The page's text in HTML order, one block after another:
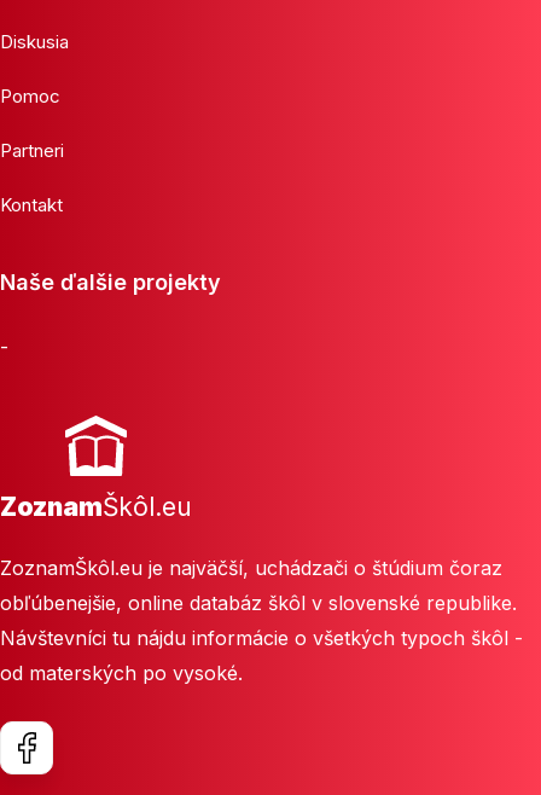
Diskusia
Pomoc
Partneri
Kontakt
Naše ďalšie projekty
-
ZoznamŠkôl.eu
ZoznamŠkôl.eu je najväčší, uchádzači o štúdium čoraz
obľúbenejšie, online databáz škôl v slovenské republike.
Návštevníci tu nájdu informácie o všetkých typoch škôl -
od materských po vysoké.